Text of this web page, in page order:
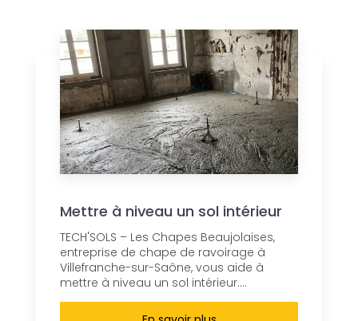
Mettre à niveau un sol intérieur
TECH'SOLS – Les Chapes Beaujolaises,
entreprise de chape de ravoirage à
Villefranche-sur-Saône, vous aide à
mettre à niveau un sol intérieur....